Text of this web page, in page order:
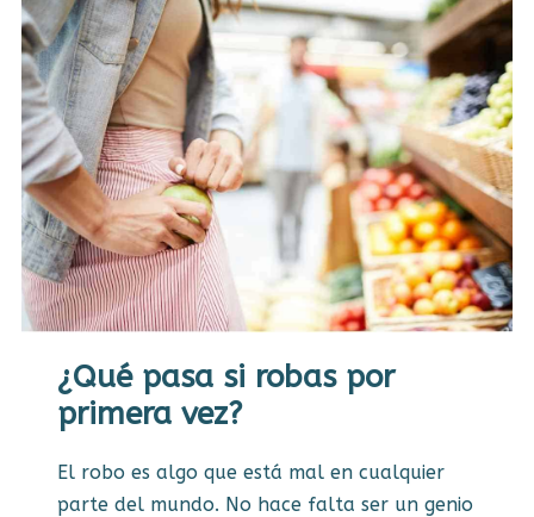
¿Qué pasa si robas por
primera vez?
El robo es algo que está mal en cualquier
parte del mundo. No hace falta ser un genio